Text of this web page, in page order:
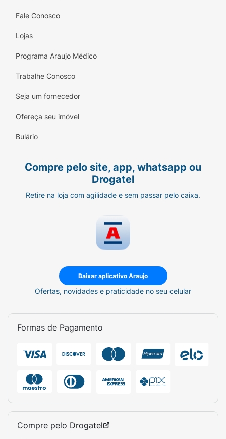
Fale Conosco
Lojas
Programa Araujo Médico
Trabalhe Conosco
Seja um fornecedor
Ofereça seu imóvel
Bulário
Compre pelo site, app, whatsapp ou
Drogatel
Retire na loja com agilidade e sem passar pelo caixa.
Baixar aplicativo Araujo
Ofertas, novidades e praticidade no seu celular
Formas de Pagamento
Compre pelo Drogatel